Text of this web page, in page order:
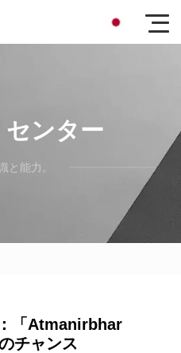
センター
と能力。
「Atmanirbhar
チャンス